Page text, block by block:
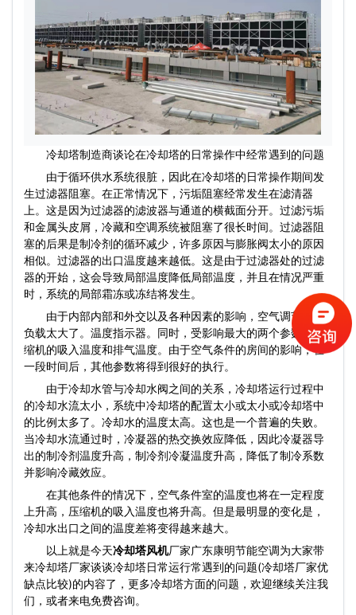
冷却塔制造商谈论在冷却塔的日常操作中经常遇到的问题
由于循环供水系统很脏，因此在冷却塔的日常操作期间发
生过滤器阻塞。在正常情况下，污垢阻塞经常发生在滤清器
上。这是因为过滤器的滤波器与通道的横截面分开。过滤污垢
和金属头皮屑，冷藏和空调系统被阻塞了很长时间。过滤器阻
塞的后果是制冷剂的循环减少，许多原因与膨胀阀太小的原因
相似。过滤器的出口温度越来越低。这是由于过滤器处的过滤
器的开始，这会导致局部温度降低局部温度，并且在情况严重
时，系统的局部霜冻或冻结将发生。
由于内部内部和外交以及各种因素的影响，空气调节室的
负载太大了。温度指示器。同时，受影响最大的两个参数是压
缩机的吸入温度和排气温度。由于空气条件的房间的影响，在
一段时间后，其他参数将得到很好的执行。
由于冷却水管与冷却水阀之间的关系，冷却塔运行过程中
的冷却水流太小，系统中冷却塔的配置太小或太小或冷却塔中
的比例太多了。冷却水的温度太高。这也是一个普遍的失败。
当冷却水流通过时，冷凝器的热交换效应降低，因此冷凝器导
出的制冷剂温度升高，制冷剂冷凝温度升高，降低了制冷系数
并影响冷藏效应。
在其他条件的情况下，空气条件室的温度也将在一定程度
上升高，压缩机的吸入温度也将升高。但是最明显的变化是，
冷却水出口之间的温度差将变得越来越大。
以上就是今天冷却塔风机厂家广东康明节能空调为大家带
来冷却塔厂家谈谈冷却塔日常运行常遇到的问题(冷却塔厂家优
缺点比较)的内容了，更多冷却塔方面的问题，欢迎继续关注我
们，或者来电免费咨询。